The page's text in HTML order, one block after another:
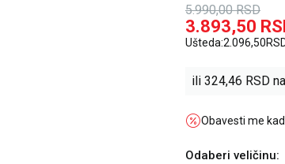
5.990,00 RSD
3.893,50
Ušteda:2.096,50
ili 324,46 RSD
Obavesti me
Odaberi veličinu: